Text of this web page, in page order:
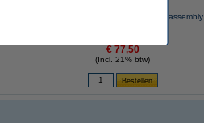
HP CN598-67004 duplex module assembly
€ 77,50
(Incl. 21% btw)